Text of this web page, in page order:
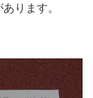
ります。